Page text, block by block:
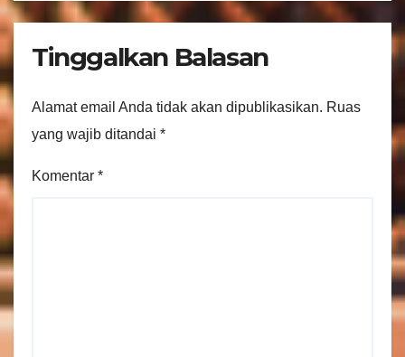
Tinggalkan Balasan
Alamat email Anda tidak akan dipublikasikan. Ruas
yang wajib ditandai *
Komentar *